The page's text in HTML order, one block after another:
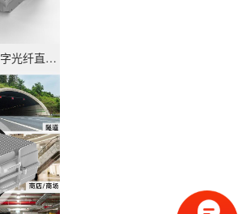
地库地下停车场专用数字光纤直放站